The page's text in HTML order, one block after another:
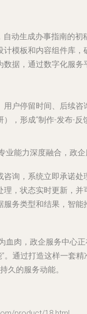
自动生成办事指南的
计模板和内容组件库
数据，通过数字化服
户停留时间、后续咨
，形成“制作-发布-
业能力深度融合，政
咨询，系统立即承诺
理，状态实时更新，
服务类型和结果，智
血肉，政企服务中心
”。通过打造这样一
久的服务动能。